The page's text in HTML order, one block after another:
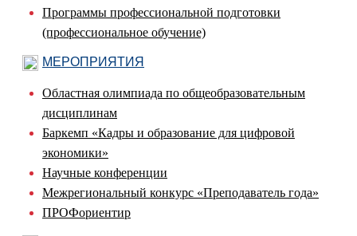
Программы профессиональной подготовки
(профессиональное обучение)
МЕРОПРИЯТИЯ
Областная олимпиада по общеобразовательным
дисциплинам
Баркемп «Кадры и образование для цифровой
экономики»
Научные конференции
Межрегиональный конкурс «Преподаватель года»
ПРОФориентир